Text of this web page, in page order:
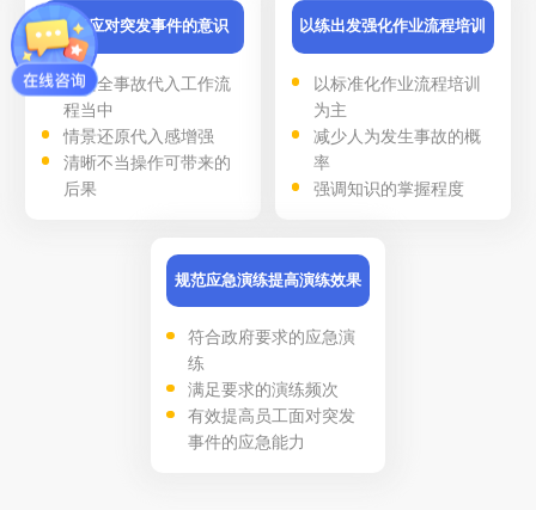
提高应对突发事件的意识
将安全事故代入工作流
程当中
情景还原代入感增强
清晰不当操作可带来的
后果
以练出发强化作业流程培训
以标准化作业流程培训
为主
减少人为发生事故的概
率
强调知识的掌握程度
规范应急演练提高演练效果
符合政府要求的应急演
练
满足要求的演练频次
有效提高员工面对突发
事件的应急能力